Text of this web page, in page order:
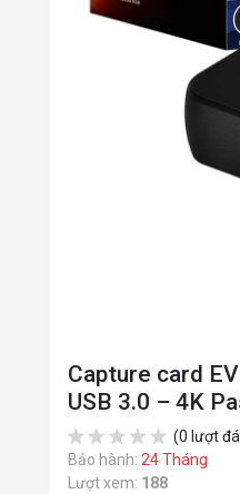
Capture card
USB 3.0 – 4K
(0 lượt
Bảo hành: 24 Tháng
Lượt xem: 188